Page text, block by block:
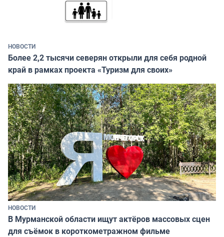
НОВОСТИ
Более 2,2 тысячи северян открыли для себя родной
край в рамках проекта «Туризм для своих»
НОВОСТИ
В Мурманской области ищут актёров массовых сцен
для съёмок в короткометражном фильме